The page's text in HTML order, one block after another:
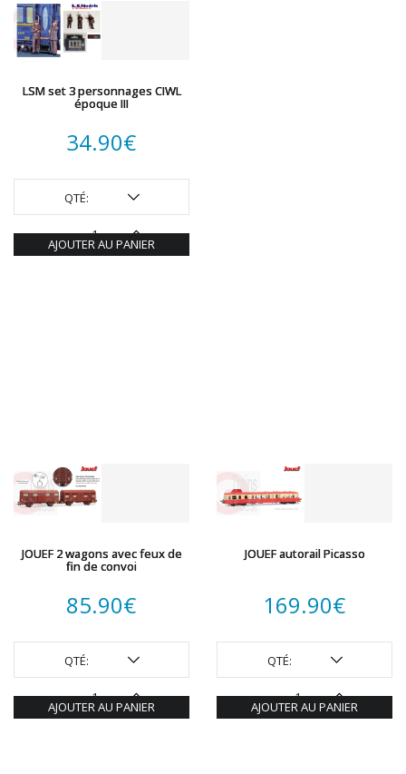
TRAINS OUEST
Trains-O-Matic
VIESSMANN
WIKING
WOODLAND SCENICS
XURON
LSM set 3 personnages CIWL
époque III
34.90€
QTÉ:
AJOUTER AU PANIER
JOUEF 2 wagons avec feux de
fin de convoi
85.90€
QTÉ:
AJOUTER AU PANIER
JOUEF autorail Picasso
169.90€
QTÉ:
AJOUTER AU PANIER